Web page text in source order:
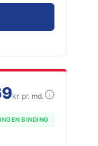
kr. pr. md. i
INGEN BINDING